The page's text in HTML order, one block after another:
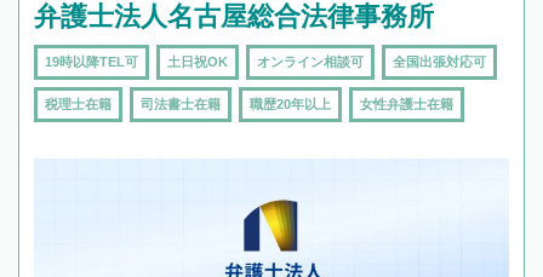
弁護士法人名古屋総合法律事務所
19時以降TEL可 土日祝OK オンライン相談可 全国出張対応可
税理士在籍 司法書士在籍 職歴20年以上 女性弁護士在籍